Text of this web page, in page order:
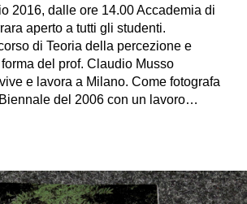
2016, dalle ore 14.00 Accademia di
aperto a tutti gli studenti.
di Teoria della percezione e
del prof. Claudio Musso
e lavora a Milano. Come fotografa
del 2006 con un lavoro…